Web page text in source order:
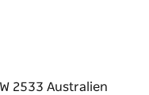
2533 Australien